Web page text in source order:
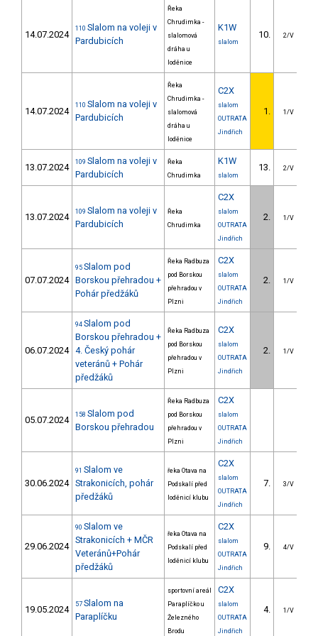
14.07.2024
110 Slalom na voleji v
Pardubicích
Řeka
Chrudimka -
slalomová
dráha u
loděnice
K1W
slalom
10. 2/V
14.07.2024
110 Slalom na voleji v
Pardubicích
Řeka
Chrudimka -
slalomová
dráha u
loděnice
C2X
slalom
OUTRATA
Jindřich
1. 1/V
13.07.2024 109 Slalom na voleji v
Pardubicích
Řeka
Chrudimka
K1W
slalom
13. 2/V
13.07.2024 109 Slalom na voleji v
Pardubicích
Řeka
Chrudimka
C2X
slalom
OUTRATA
Jindřich
2. 1/V
07.07.2024
95 Slalom pod
Borskou přehradou +
Pohár předžáků
Řeka Radbuza
pod Borskou
přehradou v
Plzni
C2X
slalom
OUTRATA
Jindřich
2. 1/V
06.07.2024
94 Slalom pod
Borskou přehradou +
4. Český pohár
veteránů + Pohár
předžáků
Řeka Radbuza
pod Borskou
přehradou v
Plzni
C2X
slalom
OUTRATA
Jindřich
2. 1/V
05.07.2024 158 Slalom pod
Borskou přehradou
Řeka Radbuza
pod Borskou
přehradou v
Plzni
C2X
slalom
OUTRATA
Jindřich
30.06.2024
91 Slalom ve
Strakonicích, pohár
předžáků
řeka Otava na
Podskalí před
loděnicí klubu
C2X
slalom
OUTRATA
Jindřich
7. 3/V
29.06.2024
90 Slalom ve
Strakonicích + MČR
Veteránů+Pohár
předžáků
řeka Otava na
Podskalí před
loděnicí klubu
C2X
slalom
OUTRATA
Jindřich
9. 4/V
19.05.2024 57 Slalom na
Paraplíčku
sportovní areál
Paraplíčko u
Železného
Brodu
C2X
slalom
OUTRATA
Jindřich
4. 1/V